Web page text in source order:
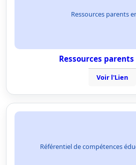
Ressources parents
Ressources
Voir l'Lien
Référentiel de compétences